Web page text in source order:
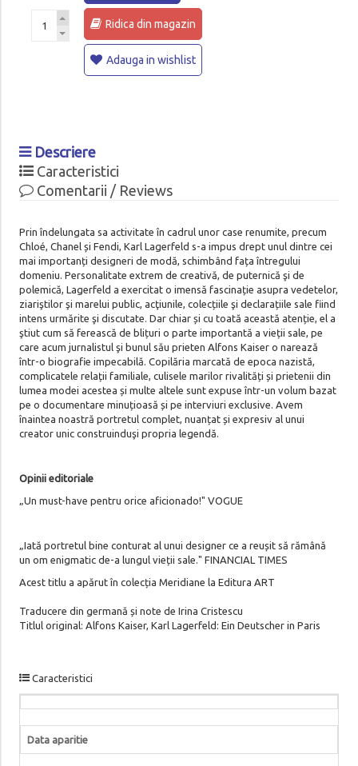
Ridica din magazin
Adauga in wishlist
Descriere
Caracteristici
Comentarii / Reviews
Prin îndelungata sa activitate în cadrul unor case renumite, precum
Chloé, Chanel și Fendi, Karl Lagerfeld s-a impus drept unul dintre cei
mai importanți designeri de modă, schimbând fața întregului
domeniu. Personalitate extrem de creativă, de puternică şi de
polemică, Lagerfeld a exercitat o imensă fascinație asupra vedetelor,
ziariştilor şi marelui public, acţiunile, colecțiile şi declarațiile sale fiind
intens urmărite şi discutate. Dar chiar și cu toată această atenție, el a
ştiut cum să ferească de blițuri o parte importantă a vieții sale, pe
care acum jurnalistul şi bunul său prieten Alfons Kaiser o narează
într-o biografie impecabilă. Copilăria marcată de epoca nazistă,
complicatele relații familiale, culisele marilor rivalități și prietenii din
lumea modei acestea și multe altele sunt expuse într-un volum bazat
pe o documentare minuțioasă și pe interviuri exclusive. Avem
înaintea noastră portretul complet, nuanțat și expresiv al unui
creator unic construinduşi propria legendă.
Opinii editoriale
„Un must-have pentru orice aficionado!" VOGUE
„Iată portretul bine conturat al unui designer ce a reușit să rămână
un om enigmatic de-a lungul vieții sale." FINANCIAL TIMES
Acest titlu a apărut în colecția Meridiane la Editura ART
Traducere din germană și note de Irina Cristescu
Titlul original: Alfons Kaiser, Karl Lagerfeld: Ein Deutscher in Paris
Caracteristici
Data aparitie